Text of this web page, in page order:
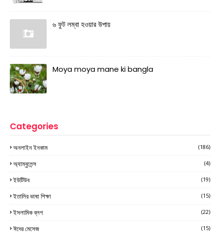
৬ ফুট লম্বা হওয়ার উপায়
Moya moya mane ki bangla
Categories
অনলাইন ইনকাম (186)
অ্যাম্বুলেন্স (4)
ইউটিউব (19)
ইতালির ভাষা শিক্ষা (15)
ইসলামিক ব্লগ (22)
ঈদের মেসেজ (15)